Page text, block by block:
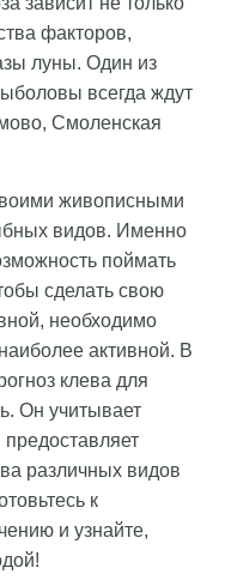
факторов,
луны. Один из
всегда ждут
Смоленская
живописными
видов. Именно
поймать
сделать свою
необходимо
активной. В
клева для
Он учитывает
различных видов
к
и узнайте,